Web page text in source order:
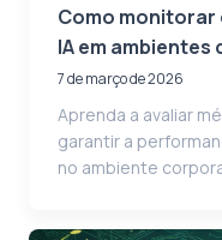
Como monitorar
IA em
7 de março de 2026
Aprenda a avaliar
garantir a
no ambiente